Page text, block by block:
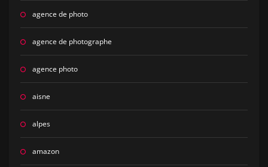
agence de photo
agence de photographe
agence photo
aisne
alpes
amazon